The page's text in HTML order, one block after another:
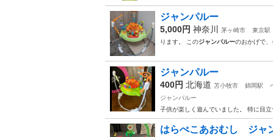
ジャンパルー
5,000円 神奈川 茅ヶ崎市 東京駅
ります。 このジャンパルーのおかげで
ジャンパルー
400円 北海道 苫小牧市 錦岡駅
ジャンパルー
子供が楽しく遊んでいました。 特に目立
はらぺこあおむし ジャ